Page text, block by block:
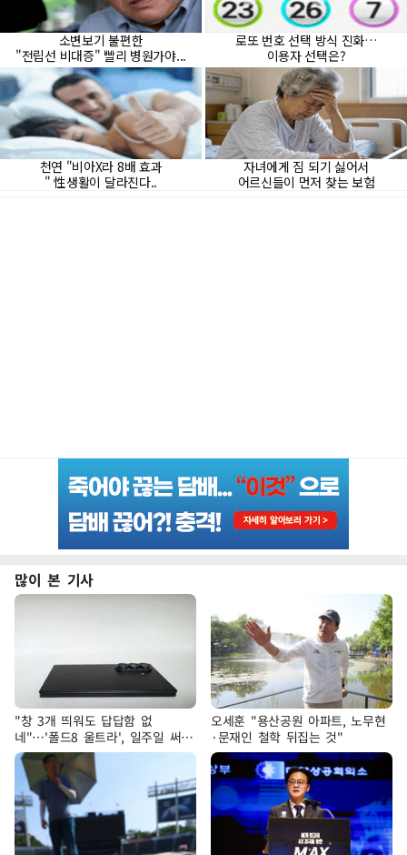
많이 본 기사
"창 3개 띄워도 답답함 없
네"…'폴드8 울트라', 일주일 써보
니
오세훈 "용산공원 아파트, 노무현
·문재인 철학 뒤집는 것"